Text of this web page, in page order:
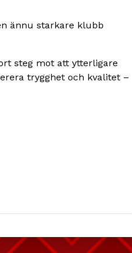
ännu starkare klubb
steg mot att ytterligare
trygghet och kvalitet –